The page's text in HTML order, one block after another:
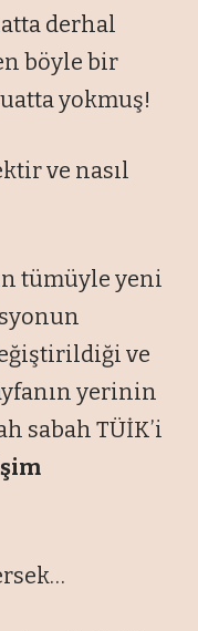
derhal
böyle bir
yokmuş!
ve nasıl
tümüyle yeni
ve
yerinin
sabah TÜİK’i